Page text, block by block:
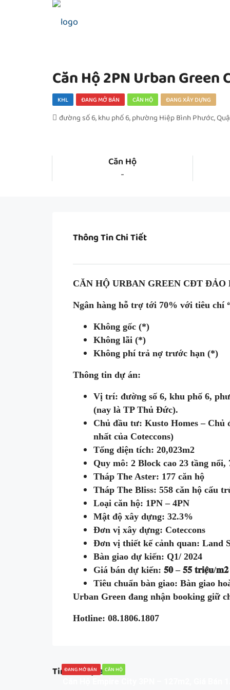
Căn Hộ 2PN Urban
KHL ĐANG MỞ BÁN CĂN HỘ ĐANG XÂY DỰNG
đường số 6, khu phố 6, phường Hiệp Bình Phước,
Căn Hộ
-
Thông Tin Chi Tiết
CĂN HỘ URBAN GREEN CĐT
Ngân hàng hỗ trợ tới 70% với tiêu chí
Không gốc (*)
Không lãi (*)
Không phí trả nợ trước hạn (*)
Thông tin dự án:
Vị trí: đường số 6, khu phố 6,
(nay là TP Thủ Đức).
Chủ đầu tư: Kusto Homes –
nhất của Coteccons)
Tổng diện tích: 20,023m2
Quy mô: 2 Block cao 23 tầng nổi,
Tháp The Aster: 177 căn hộ
Tháp The Bliss: 558 căn hộ cấu
Loại căn hộ: 1PN – 4PN
Mật độ xây dựng: 32.3%
Đơn vị xây dựng: Coteccons
Đơn vị thiết kế cảnh quan: Land
Bàn giao dự kiến: Q1/ 2024
Giá bán dự kiến: 𝟓𝟎 – 𝟓𝟓 𝐭𝐫𝐢𝐞̣̂𝐮/𝐦𝟐
Tiêu chuẩn bàn giao: Bàn giao
Urban Green đang nhận booking giữ
Hotline: 08.1806.1807
Tin Liên Quan
ĐANG MỞ BÁN CĂN HỘ